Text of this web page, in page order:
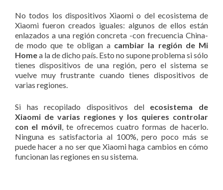
No todos los dispositivos Xiaomi o del ecosistema de
Xiaomi fueron creados iguales: algunos de ellos están
enlazados a una región concreta -con frecuencia China-
de modo que te obligan a cambiar la región de Mi
Homea la de dicho país. Esto no supone problema si sólo
tienes dispositivos de una región, pero el sistema se
vuelve muy frustrante cuando tienes dispositivos de
varias regiones.
Si has recopilado dispositivos del ecosistema de
Xiaomi de varias regiones y los quieres controlar
con el móvil , te ofrecemos cuatro formas de hacerlo.
Ninguna es satisfactoria al 100%, pero poco más se
puede hacer a no ser que Xiaomi haga cambios en cómo
funcionan las regiones en su sistema.